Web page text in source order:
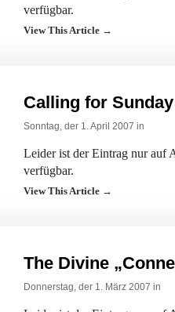
verfügbar.
View This Article →
Calling for
Sonntag, der 1. April 2007 in
Leider ist der Eintrag nur auf
verfügbar.
View This Article →
The Divine
Donnerstag, der 1. März 2007 in